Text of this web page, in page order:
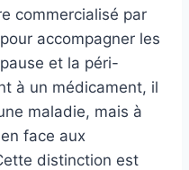
commercialisé par
accompagner les
et la péri-
à un médicament, il
maladie, mais à
face aux
distinction est